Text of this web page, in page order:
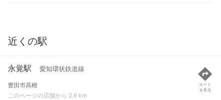
近くの駅
永覚駅 愛知環状鉄道線
豊田市高根
このページの店舗から 2.9 km
ルート
を見る